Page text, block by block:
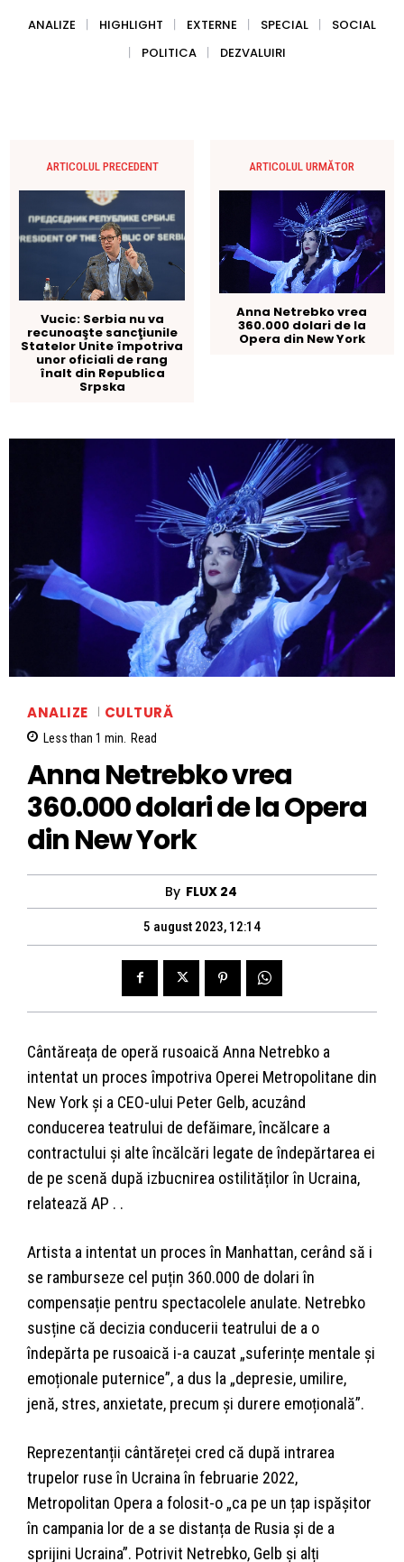
ANALIZE HIGHLIGHT EXTERNE SPECIAL
SOCIAL
POLITICA
DEZVALUIRI
ARTICOLUL PRECEDENT
Vucic: Serbia nu va
recunoaşte sancţiunile
Statelor Unite împotriva
unor oficiali de rang
înalt din Republica
Srpska
ARTICOLUL URMĂTOR
Anna Netrebko vrea
360.000 dolari de la
Opera din New York